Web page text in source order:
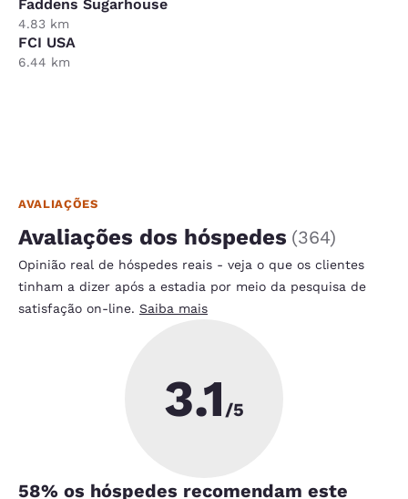
Faddens Sugarhouse
4.83 km
FCI USA
6.44 km
AVALIAÇÕES
Avaliações dos hóspedes (364)
Opinião real de hóspedes reais - veja o que os clientes
tinham a dizer após a estadia por meio da pesquisa de
satisfação on-line. Saiba mais
3.1 /5
58% os hóspedes recomendam este